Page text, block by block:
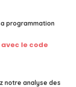
programmation
avec le code
notre analyse des